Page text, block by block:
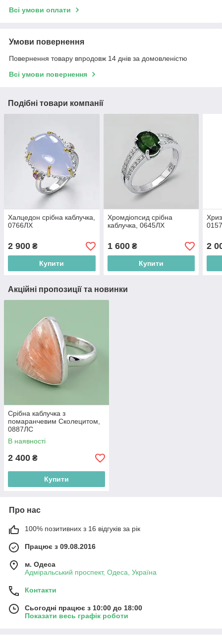
Всі умови оплати
Умови повернення
Повернення товару впродовж 14 днів за домовленістю
Всі умови повернення
Подібні товари компанії
Халцедон срібна каблучка,
0766ЛХ
2 900 ₴
Купити
Хромдіопсид срібна
каблучка, 0645ЛХ
1 600₴
Купити
2
Акційні пропозиції та новинки
Срібна каблучка з
помаранчевим Сколецитом,
0887ЛС
В наявності
2 400 ₴
Купити
Про нас
100% позитивних з 16 відгуків за рік
Працює з 09.08.2016
м. Одеса
Адміральський проспект, Одеса, Україна
Контакти
Сьогодні працює з 10:00 до 18:00
Показати весь графік роботи